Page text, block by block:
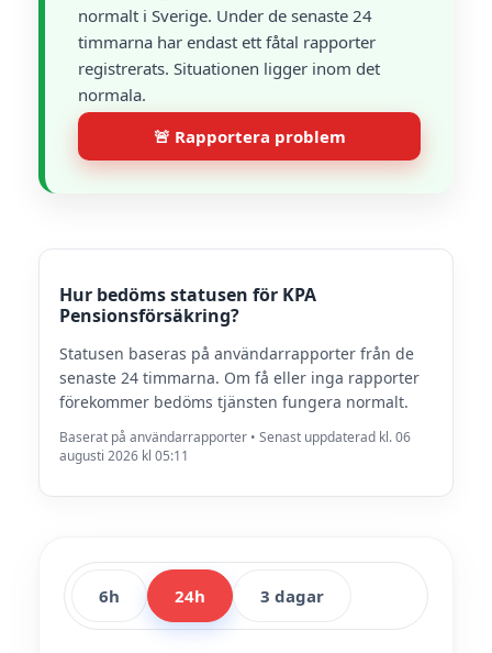
normalt i Sverige. Under de senaste 24
timmarna har endast ett fåtal rapporter
registrerats. Situationen ligger inom det
normala.
🚨 Rapportera problem
Hur bedöms statusen för KPA
Pensionsförsäkring?
Statusen baseras på användarrapporter från de
senaste 24 timmarna. Om få eller inga rapporter
förekommer bedöms tjänsten fungera normalt.
Baserat på användarrapporter • Senast uppdaterad kl. 06
augusti 2026 kl 05:11
6h 24h 3 dagar